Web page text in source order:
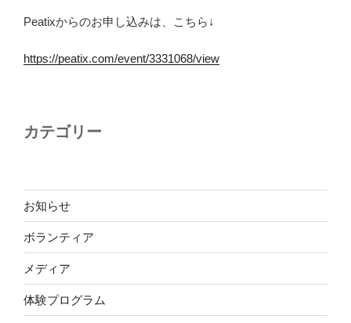
Peatixからのお申し込みは、こちら↓
https://peatix.com/event/3331068/view
カテゴリー
お知らせ
ボランティア
メディア
体験プログラム